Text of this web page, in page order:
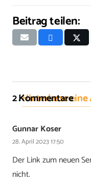
Beitrag teilen:
2Kommentare
.Hinterlasse
Gunnar Koser
28. April 2023 17:50
Der Link zum neuen
nicht.